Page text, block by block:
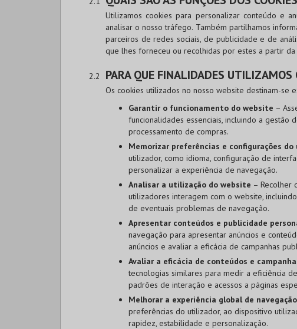
Utilizamos cookies para personalizar conteúdo e
analisar o nosso tráfego. Também partilhamos
parceiros de redes sociais, de publicidade e de
que lhes forneceu ou recolhidas por estes a partir
PARA QUE FINALIDADES UTILIZAMOS
Os cookies utilizados no nosso website destinam-se
Garantir o funcionamento do website –
funcionalidades essenciais, incluindo a gestão
processamento de compras.
Memorizar preferências e configurações
utilizador, como idioma, configuração de
personalizar a experiência de navegação.
Analisar a utilização do website – Recolher
utilizadores interagem com o website,
de eventuais problemas de navegação.
Apresentar conteúdos e publicidade
navegação para apresentar anúncios e
anúncios e avaliar a eficácia de campanhas
Avaliar a eficácia de conteúdos e
tecnologias similares para medir a eficiência
padrões de interação e acessos a páginas
Melhorar a experiência global de navegação
preferências do utilizador, ao dispositivo
rapidez, estabilidade e personalização.